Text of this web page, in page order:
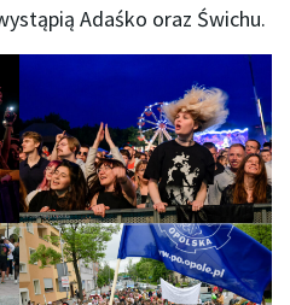
Adaśko oraz Świchu.